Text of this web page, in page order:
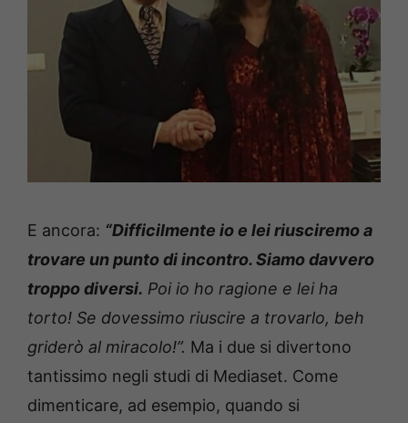
E ancora: “Difficilmente io e lei riusciremo a
trovare un punto di incontro. Siamo davvero
troppo diversi. Poi io ho ragione e lei ha
torto! Se dovessimo riuscire a trovarlo, beh
griderò al miracolo!”. Ma i due si divertono
tantissimo negli studi di Mediaset. Come
dimenticare, ad esempio, quando si